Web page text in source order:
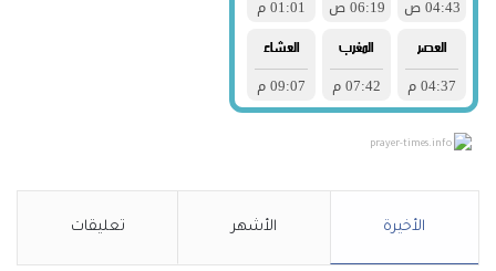
prayer-times.info
الأخيرة الأشهر تعليقات